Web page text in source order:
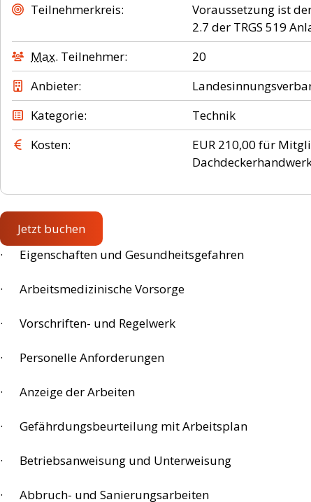
Teilnehmerkreis
Voraussetzung ist
2.7 der TRGS 519
Max. Teilnehmer
20
Anbieter
Kategorie
Technik
Kosten
EUR 210,00 für
Jetzt buchen
· Eigenschaften und Gesundheitsgefahren
· Arbeitsmedizinische Vorsorge
· Vorschriften- und Regelwerk
· Personelle Anforderungen
· Anzeige der Arbeiten
· Gefährdungsbeurteilung mit Arbeitsplan
· Betriebsanweisung und Unterweisung
· Abbruch- und Sanierungsarbeiten